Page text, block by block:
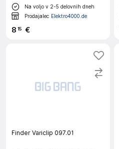
Na voljo v 2-5 delovnih dneh
Prodajalec Elektro4000.de
8 15 €
Finder Variclip 097.01